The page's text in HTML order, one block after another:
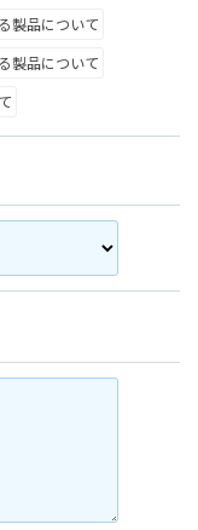
製品について
製品について